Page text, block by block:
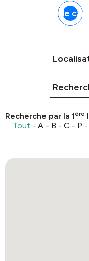
Mode carte
Recherche par la 1ère
Tout - A - B - C - P -